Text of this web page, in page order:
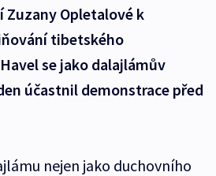
Zuzany Opletalové k
tibetského
se jako dalajlámův
účastnil demonstrace před
nejen jako duchovního